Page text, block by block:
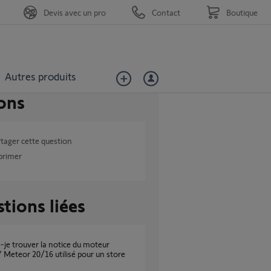
Autres produits
Devis avec un pro Contact Boutique
cette question
liées
Meteor 20/16 utilisé pour un store